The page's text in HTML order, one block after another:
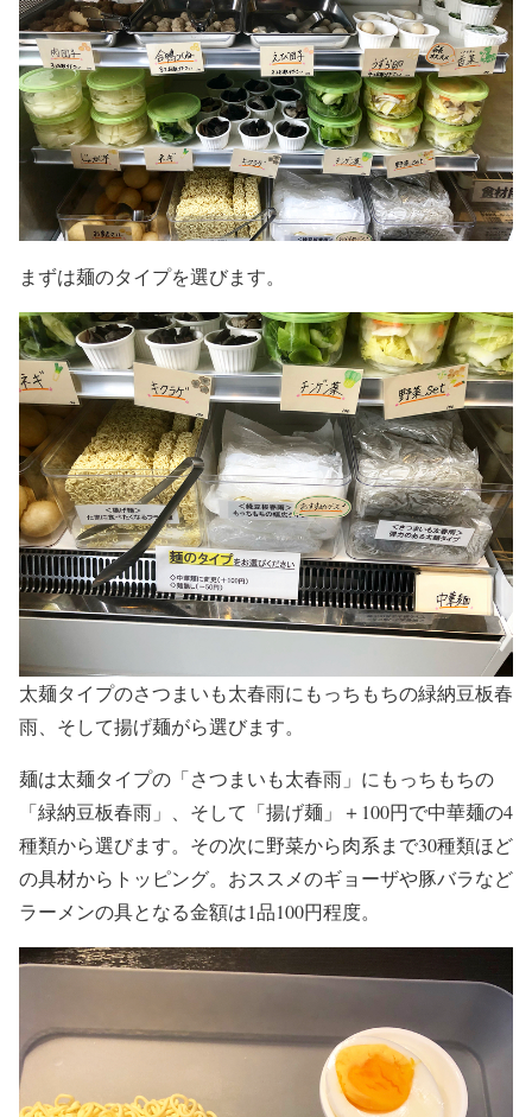
まずは麺のタイプを選びます。
太麺タイプのさつまいも太春雨にもっちもちの緑納豆板春
雨、そして揚げ麺がら選びます。
麺は太麺タイプの「さつまいも太春雨」にもっちもちの
「緑納豆板春雨」、そして「揚げ麺」＋100円で中華麺の4
種類から選びます。その次に野菜から肉系まで30種類ほど
の具材からトッピング。おススメのギョーザや豚バラなど
ラーメンの具となる金額は1品100円程度。